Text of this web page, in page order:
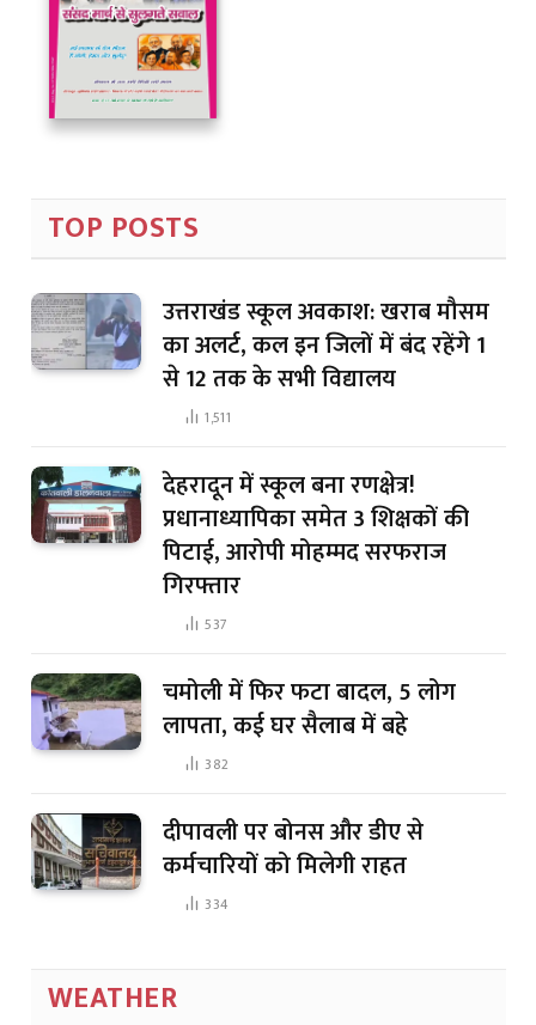
TOP POSTS
उत्तराखंड स्कूल अवकाश: खराब मौसम
का अलर्ट, कल इन जिलों में बंद रहेंगे 1
से 12 तक के सभी विद्यालय
1,511
देहरादून में स्कूल बना रणक्षेत्र!
प्रधानाध्यापिका समेत 3 शिक्षकों की
पिटाई, आरोपी मोहम्मद सरफराज
गिरफ्तार
537
चमोली में फिर फटा बादल, 5 लोग
लापता, कई घर सैलाब में बहे
382
दीपावली पर बोनस और डीए से
कर्मचारियों को मिलेगी राहत
334
WEATHER